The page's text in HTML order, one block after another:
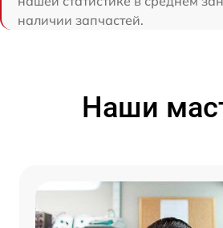
наличии запчастей.
Наши